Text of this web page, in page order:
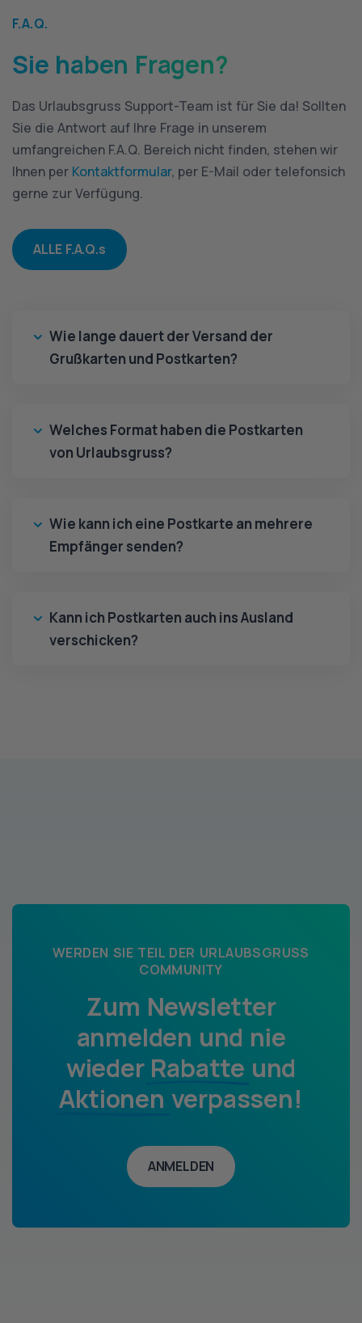
F.A.Q.
Sie haben Fragen?
Das Urlaubsgruss Support-Team ist für Sie da! Sollten
Sie die Antwort auf Ihre Frage in unserem
umfangreichen F.A.Q. Bereich nicht finden, stehen wir
Ihnen per Kontaktformular, per E-Mail oder telefonsich
gerne zur Verfügung.
ALLE F.A.Q.s
Wie lange dauert der Versand der
Grußkarten und Postkarten?
Welches Format haben die Postkarten
von Urlaubsgruss?
Wie kann ich eine Postkarte an mehrere
Empfänger senden?
Kann ich Postkarten auch ins Ausland
verschicken?
WERDEN SIE TEIL DER URLAUBSGRUSS
COMMUNITY
Zum Newsletter
anmelden und nie
wieder Rabatte und
Aktionen verpassen!
ANMELDEN